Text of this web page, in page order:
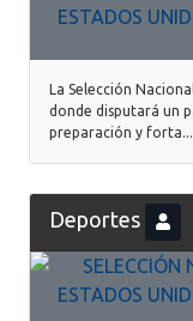
La Selección
donde disputará un
preparación y forta...
Deportes